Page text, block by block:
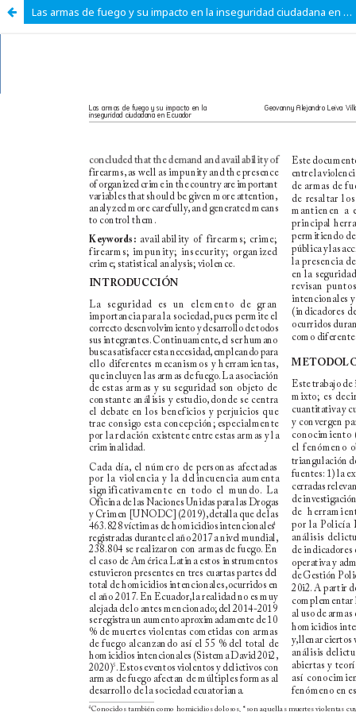
Las armas de fuego y su impacto en la inseguridad ciudadana en Ecuador